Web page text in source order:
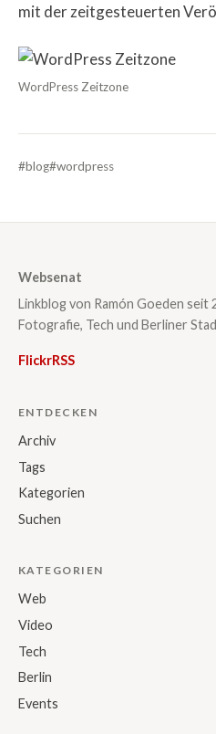
mit der zeitgesteuerten
WordPress Zeitzone
#blog#wordpress
Websenat
Linkblog von Ramón Goeden seit
Fotografie, Tech und Berliner
FlickrRSS
ENTDECKEN
Archiv
Tags
Kategorien
Suchen
KATEGORIEN
Web
Video
Tech
Berlin
Events